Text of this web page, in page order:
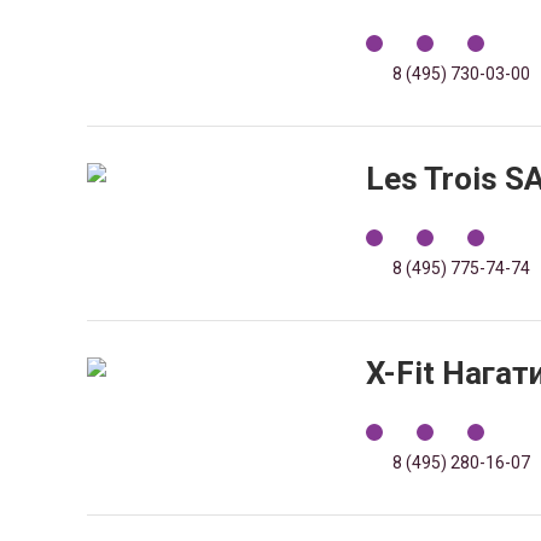
8 (495) 730-03-00
Les Trois
8 (495) 775-74-74
X-Fit
8 (495) 280-16-07